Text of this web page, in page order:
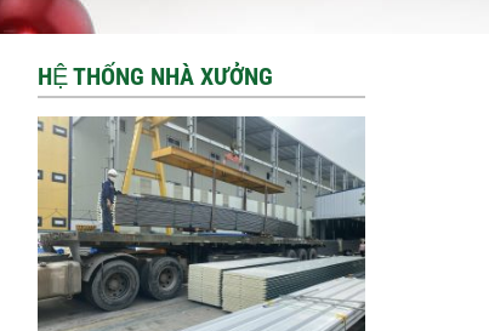
HỆ THỐNG NHÀ XƯỞNG